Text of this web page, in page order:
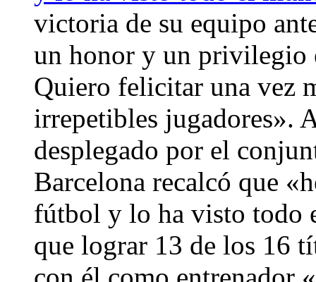
victoria de su equipo
un honor y un privilegio
Quiero felicitar una vez
irrepetibles jugadores».
desplegado por el
Barcelona recalcó que
fútbol y lo ha visto todo
que lograr 13 de los 16